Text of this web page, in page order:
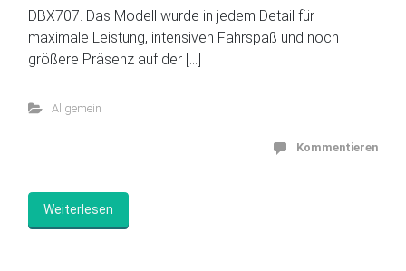
DBX707. Das Modell wurde in jedem Detail für
maximale Leistung, intensiven Fahrspaß und noch
größere Präsenz auf der […]
Allgemein
Kommentieren
Weiterlesen